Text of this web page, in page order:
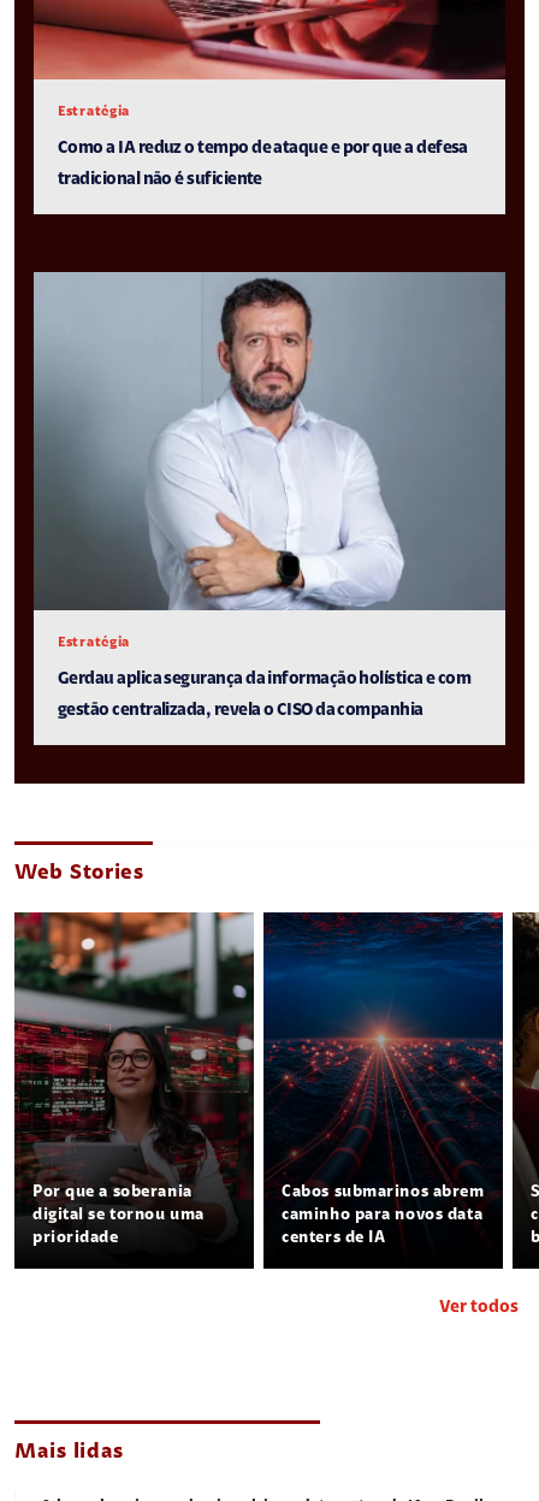
Estratégia
Como a IA reduz o tempo de ataque e por que a defesa
tradicional não é suficiente
Estratégia
Gerdau aplica segurança da informação holística e com
gestão centralizada, revela o CISO da companhia
Web Stories
Por que a soberania
digital se tornou uma
prioridade
Cabos submarinos abrem
caminho para novos data
centers de IA
Ver todos
Mais lidas